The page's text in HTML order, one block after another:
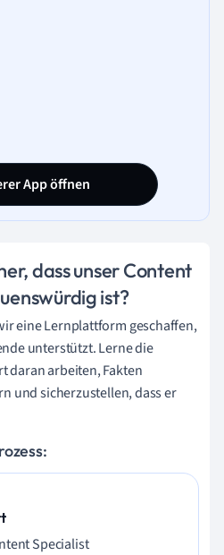
App öffnen
dass unser Content
ist?
eine Lernplattform geschaffen,
unterstützt. Lerne die
daran arbeiten, Fakten
und sicherzustellen, dass er
Specialist